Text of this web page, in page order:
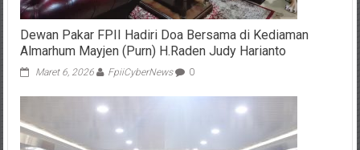
Dewan Pakar FPII Hadiri Doa Bersama di Kediaman
Almarhum Mayjen (Purn) H.Raden Judy Harianto
Maret 6, 2026 FpiiCyberNews 0